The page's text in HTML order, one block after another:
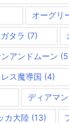
オーグリ
ガタラ (7)
アンドムーン
ス魔導国 (4)
ディアマ
カ大陸(13)